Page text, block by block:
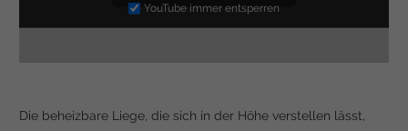
YouTube immer entsperren
Die beheizbare Liege, die sich in der Höhe verstellen lässt,